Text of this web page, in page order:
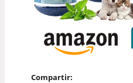
Compartir: